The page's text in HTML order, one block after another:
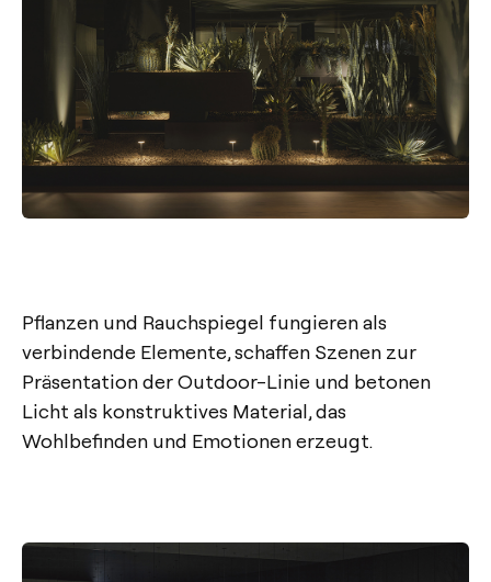
Pflanzen und Rauchspiegel fungieren als
verbindende Elemente, schaffen Szenen zur
Präsentation der Outdoor-Linie und betonen
Licht als konstruktives Material, das
Wohlbefinden und Emotionen erzeugt.